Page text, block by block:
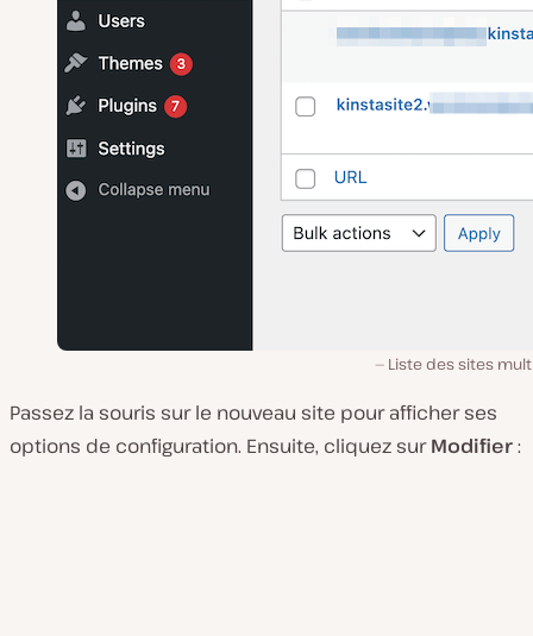
Liste des sites
Passez la souris sur le nouveau site pour afficher ses
options de configuration. Ensuite, cliquez surModifier: